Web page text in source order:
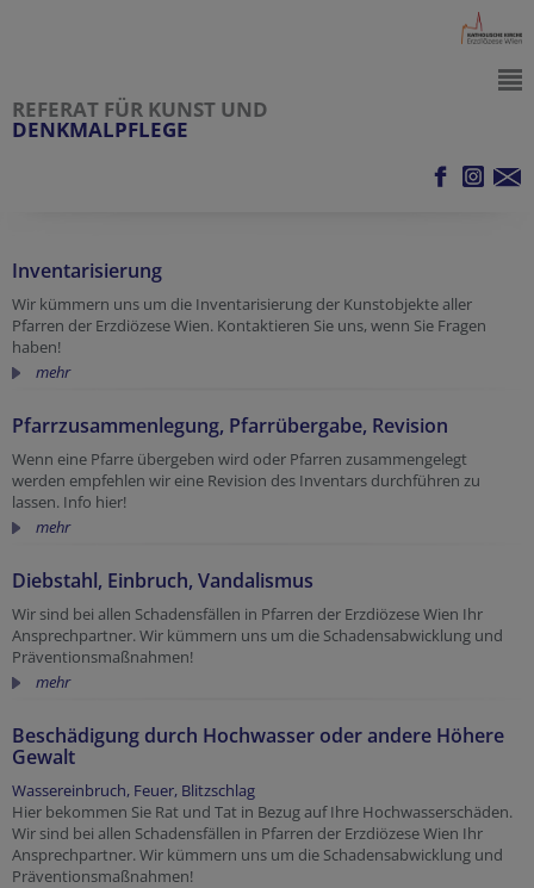
REFERAT FÜR KUNST UND
DENKMALPFLEGE
Inventarisierung
Wir kümmern uns um die Inventarisierung der Kunstobjekte aller
Pfarren der Erzdiözese Wien. Kontaktieren Sie uns, wenn Sie Fragen
haben!
mehr
Pfarrzusammenlegung, Pfarrübergabe, Revision
Wenn eine Pfarre übergeben wird oder Pfarren zusammengelegt
werden empfehlen wir eine Revision des Inventars durchführen zu
lassen. Info hier!
mehr
Diebstahl, Einbruch, Vandalismus
Wir sind bei allen Schadensfällen in Pfarren der Erzdiözese Wien Ihr
Ansprechpartner. Wir kümmern uns um die Schadensabwicklung und
Präventionsmaßnahmen!
mehr
Beschädigung durch Hochwasser oder andere Höhere
Gewalt
Wassereinbruch, Feuer, Blitzschlag
Hier bekommen Sie Rat und Tat in Bezug auf Ihre Hochwasserschäden.
Wir sind bei allen Schadensfällen in Pfarren der Erzdiözese Wien Ihr
Ansprechpartner. Wir kümmern uns um die Schadensabwicklung und
Präventionsmaßnahmen!